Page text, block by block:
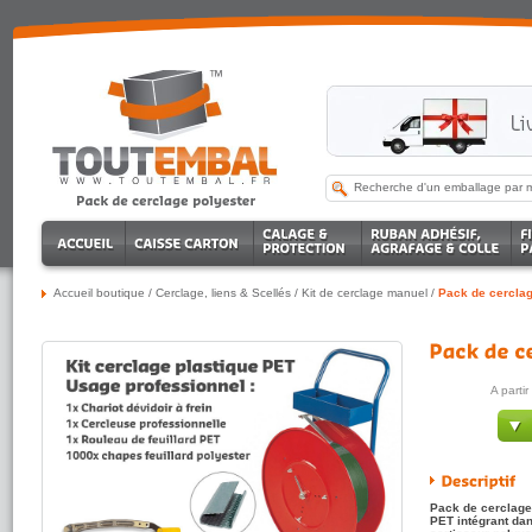
Accueil boutique / Cerclage, liens & Scellés / Kit de cerclage manuel / Pack de
A
Pack de
PET intégrant